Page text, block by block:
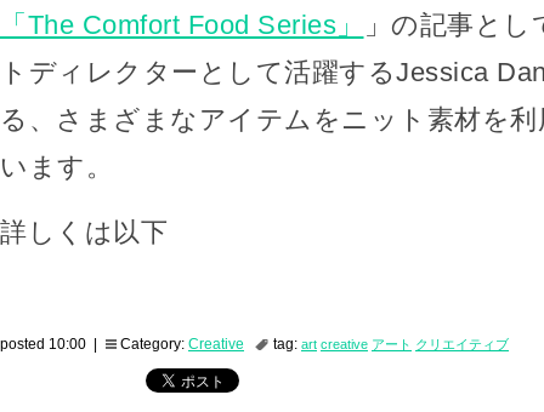
「The Comfort Food Series」
」の記事と
トディレクターとして活躍するJessica
る、さまざまなアイテムをニット素材を
います。
詳しくは以下
posted 10:00 | Category: Creative tag: art creative アート クリエイティブ